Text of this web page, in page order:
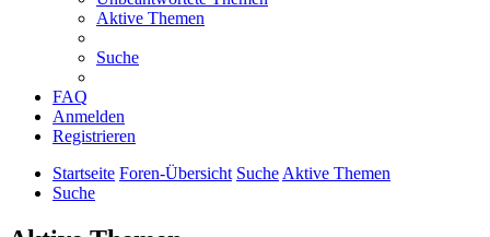
Aktive Themen
Suche
FAQ
Anmelden
Registrieren
Startseite Foren-Übersicht SucheAktive Themen
Suche